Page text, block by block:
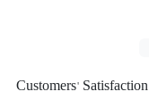
Customers' Satisfaction